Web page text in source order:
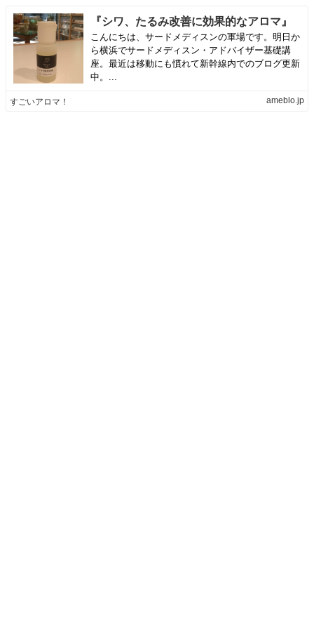
『シワ、たるみ改善に効果的なアロマ』
こんにちは、サードメディスンの軍場です。明日か
ら横浜でサードメディスン・アドバイザー基礎講
座。最近は移動にも慣れて新幹線内でのブログ更新
中。...
すごいアロマ！ ameblo.jp